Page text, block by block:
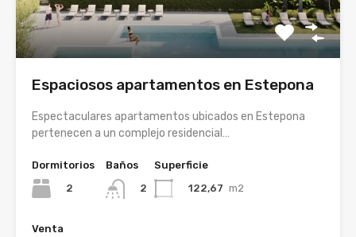
Espaciosos apartamentos en Estepona
Espectaculares apartamentos ubicados en Estepona
pertenecen a un complejo residencial…
Dormitorios
2
Baños
2
Superficie
122,67 m2
Venta